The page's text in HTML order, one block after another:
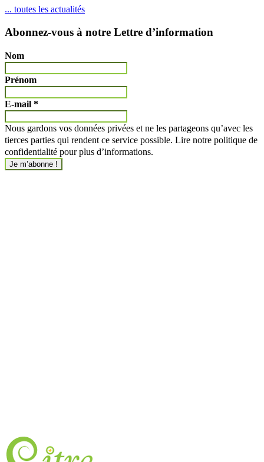
... toutes les actualités
Abonnez-vous à notre Lettre d’information
Nom
Prénom
E-mail *
Nous gardons vos données privées et ne les partageons qu’avec les
tierces parties qui rendent ce service possible. Lire notre politique de
confidentialité pour plus d’informations.